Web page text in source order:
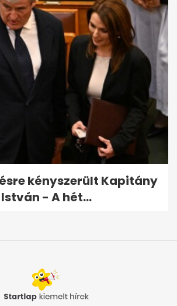
kényszerült Kapitány
István - A hét...